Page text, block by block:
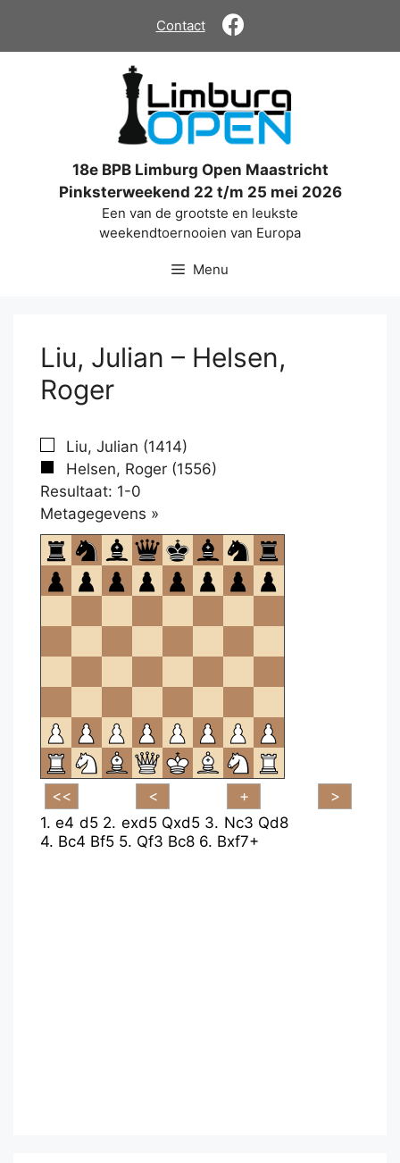
de
Contact
18e BPB Limburg Open Maastricht
Pinksterweekend 22 t/m 25 mei 2026
Een van de grootste en leukste
weekendtoernooien van Europa
Menu
Liu, Julian – Helsen,
Roger
Liu, Julian (1414)
Helsen, Roger (1556)
Resultaat: 1-0
Metagegevens »
om
te
openen.
1.e4 d5 2. exd5 Qxd5 3. Nc3 Qd8
4. Bc4 Bf5 5. Qf3 Bc8 6. Bxf7+